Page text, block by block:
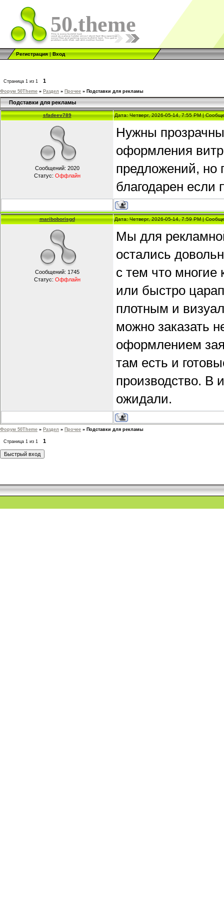
50.theme
Регистрация|Вход
Страница 1 из 1 1
Форум 50Theme » Раздел » Прочее » Подставки для рекламы
Подставки для рекламы
sfadeev789 Дата: Четверг, 2026-05-14, 7:55 PM |
Сообщений: 2020
Статус: Оффлайн
Нужны
оформления
предложений, но
благодарен если
mariboborisgd Дата: Четверг, 2026-05-14, 7:59 PM |
Сообщений: 1745
Статус: Оффлайн
Мы для
остались
с тем что многие
или быстро
плотным и
можно заказать
оформлением
там есть и
производство. В
ожидали.
Форум 50Theme » Раздел » Прочее » Подставки для рекламы
Страница 1 из 1 1